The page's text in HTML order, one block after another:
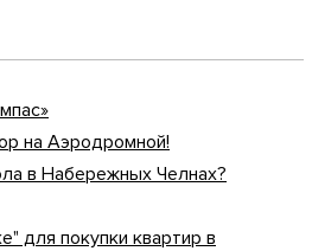
на Аэродромной!
в Набережных Челнах?
для покупки квартир в